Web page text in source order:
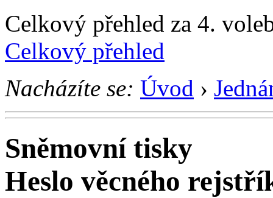
Celkový přehled za 4.
Celkový přehled
Nacházíte se: Úvod ›
Sněmovní tisky
Heslo věcného